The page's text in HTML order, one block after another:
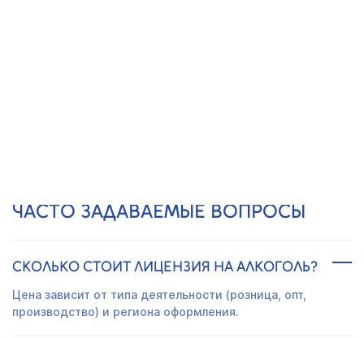
ЧАСТО ЗАДАВАЕМЫЕ ВОПРОСЫ
СКОЛЬКО СТОИТ ЛИЦЕНЗИЯ НА АЛКОГОЛЬ?
Цена зависит от типа деятельности (розница, опт,
производство) и региона оформления.